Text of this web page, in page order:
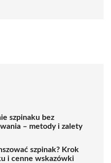
szpinaku bez
– metody i zalety
szpinak? Krok
i cenne wskazówki